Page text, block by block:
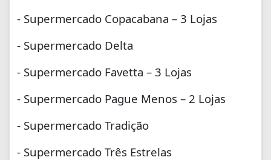
- Supermercado Copacabana – 3 Lojas
- Supermercado Delta
- Supermercado Favetta – 3 Lojas
- Supermercado Pague Menos – 2 Lojas
- Supermercado Tradição
- Supermercado Três Estrelas